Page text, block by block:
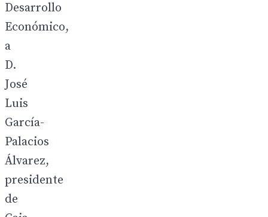
Desarrollo
Económico,
a
D.
José
Luis
García-
Palacios
Álvarez,
presidente
de